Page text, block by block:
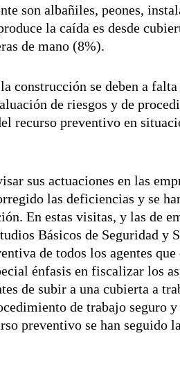
son albañiles, peones,
la caída es desde
de mano (8%).
construcción se deben a
de riesgos y de
recurso preventivo en
sus actuaciones en las
las deficiencias y se
En estas visitas, y las de
Básicos de Seguridad y
de todos los agentes
énfasis en fiscalizar los
de subir a una cubierta a
de trabajo seguro y
preventivo se han seguido